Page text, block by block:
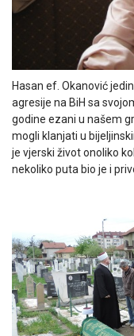
Hasan ef. Okanović
agresije na BiH sa
godine ezani u našem
mogli klanjati u
je vjerski život onoliko
nekoliko puta bio je i